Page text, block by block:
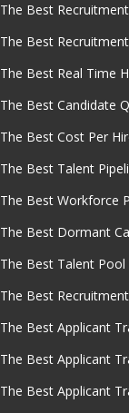
The Best
The Best
The Best Real Time
The Best Candidate
The Best Cost Per
The Best Talent
The Best Workforce
The Best Dormant
The Best Talent
The Best
The Best Applicant
The Best Applicant
The Best Applicant